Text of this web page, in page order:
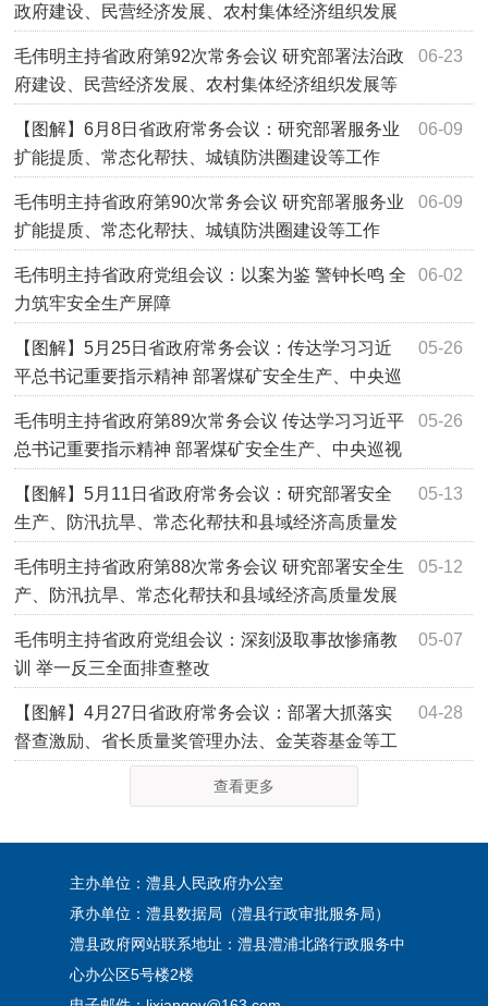
政府建设、民营经济发展、农村集体经济组织发展
06-23
毛伟明主持省政府第92次常务会议 研究部署法治政
府建设、民营经济发展、农村集体经济组织发展等
06-09
【图解】6月8日省政府常务会议：研究部署服务业
扩能提质、常态化帮扶、城镇防洪圈建设等工作
06-09
毛伟明主持省政府第90次常务会议 研究部署服务业
扩能提质、常态化帮扶、城镇防洪圈建设等工作
06-02
毛伟明主持省政府党组会议：以案为鉴 警钟长鸣 全
力筑牢安全生产屏障
05-26
【图解】5月25日省政府常务会议：传达学习习近
平总书记重要指示精神 部署煤矿安全生产、中央巡
工作
05-26
毛伟明主持省政府第89次常务会议 传达学习习近平
总书记重要指示精神 部署煤矿安全生产、中央巡视
作
05-13
【图解】5月11日省政府常务会议：研究部署安全
生产、防汛抗旱、常态化帮扶和县域经济高质量发
05-12
毛伟明主持省政府第88次常务会议 研究部署安全生
产、防汛抗旱、常态化帮扶和县域经济高质量发展
05-07
毛伟明主持省政府党组会议：深刻汲取事故惨痛教
训 举一反三全面排查整改
04-28
【图解】4月27日省政府常务会议：部署大抓落实
督查激励、省长质量奖管理办法、金芙蓉基金等工
查看更多
主办单位：澧县人民政府办公室
承办单位：澧县数据局（澧县行政审批服务局）
澧县政府网站联系地址：澧县澧浦北路行政服务中
心办公区5号楼2楼